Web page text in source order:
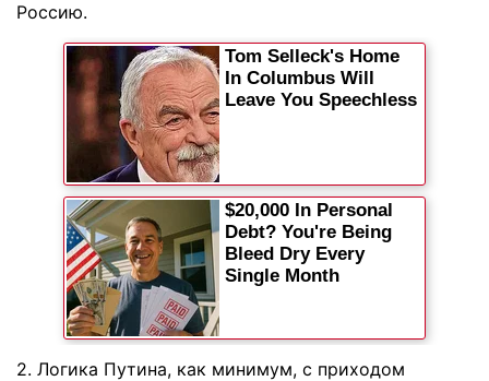
Россию.
2. Логика Путина, как минимум, с приходом